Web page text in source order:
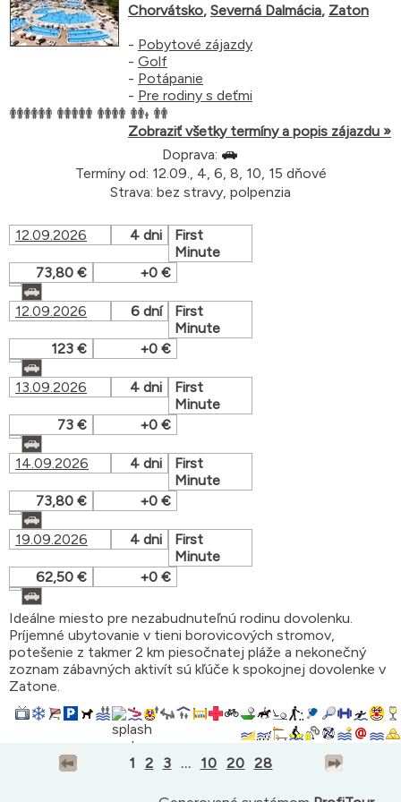
Chorvátsko, Severná Dalmácia, Zaton
- Pobytové zájazdy
- Golf
- Potápanie
- Pre rodiny s deťmi
Zobraziť všetky termíny a popis zájazdu »
Doprava:
Termíny od: 12.09., 4, 6, 8, 10, 15 dňové
Strava: bez stravy, polpenzia
12.09.2026 4 dni
First
Minute
73,80 €
+0 €
12.09.2026 6 dní
First
Minute
123 €
+0 €
13.09.2026 4 dni
First
Minute
73 €
+0 €
14.09.2026 4 dni
First
Minute
73,80 €
+0 €
19.09.2026 4 dni
First
Minute
62,50 €
+0 €
Ideálne miesto pre nezabudnuteľnú rodinu dovolenku.
Príjemné ubytovanie v tieni borovicových stromov,
potešenie z takmer 2 km piesočnatej pláže a nekonečný
zoznam zábavných aktivít sú kľúče k spokojnej dovolenke v
Zatone.
1 2 3 ... 10 20 28